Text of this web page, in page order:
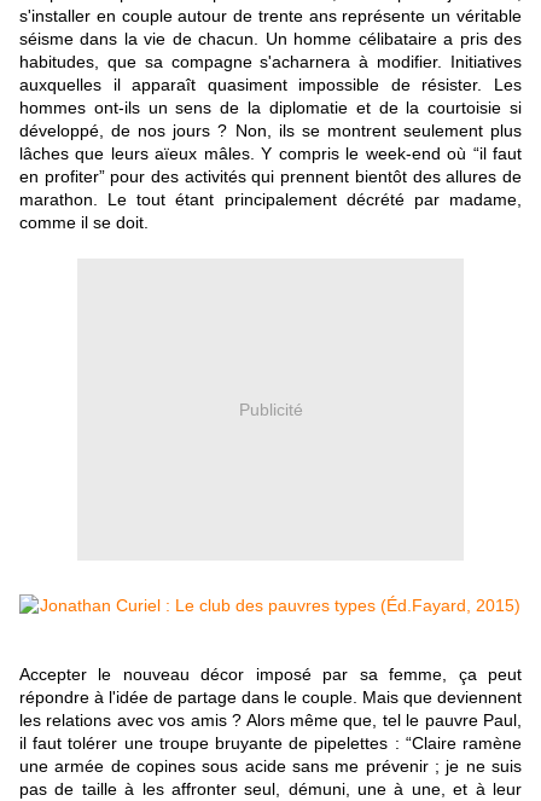
s'installer en couple autour de trente ans représente un véritable
séisme dans la vie de chacun. Un homme célibataire a pris des
habitudes, que sa compagne s'acharnera à modifier. Initiatives
auxquelles il apparaît quasiment impossible de résister. Les
hommes ont-ils un sens de la diplomatie et de la courtoisie si
développé, de nos jours ? Non, ils se montrent seulement plus
lâches que leurs aïeux mâles. Y compris le week-end où “il faut
en profiter” pour des activités qui prennent bientôt des allures de
marathon. Le tout étant principalement décrété par madame,
comme il se doit.
Publicité
Accepter le nouveau décor imposé par sa femme, ça peut
répondre à l'idée de partage dans le couple. Mais que deviennent
les relations avec vos amis ? Alors même que, tel le pauvre Paul,
il faut tolérer une troupe bruyante de pipelettes : “Claire ramène
une armée de copines sous acide sans me prévenir ; je ne suis
pas de taille à les affronter seul, démuni, une à une, et à leur